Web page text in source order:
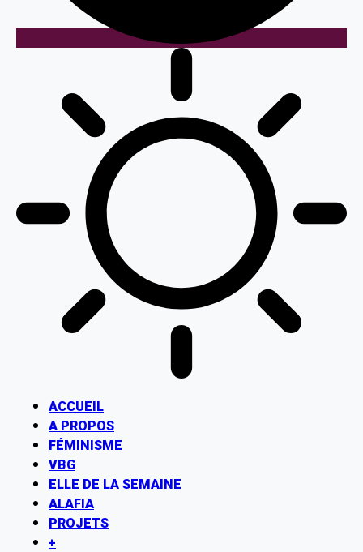
ACCUEIL
A PROPOS
FÉMINISME
VBG
ELLE DE LA SEMAINE
ALAFIA
PROJETS
+